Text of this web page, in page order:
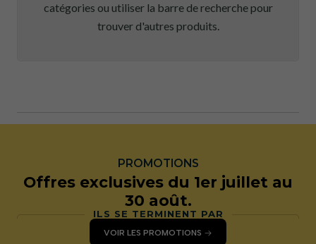
catégories ou utiliser la barre de recherche pour
trouver d'autres produits.
PROMOTIONS
Offres exclusives du 1er juillet au
30 août.
ILS SE TERMINENT PAR
VOIR LES PROMOTIONS